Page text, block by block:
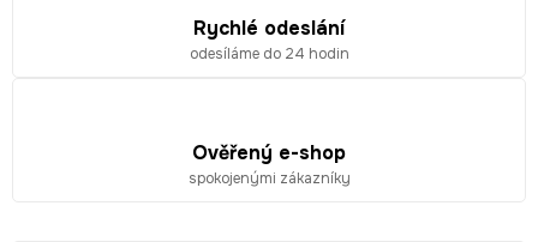
Rychlé odeslání
odesíláme do 24 hodin
Ověřený e-shop
spokojenými zákazníky